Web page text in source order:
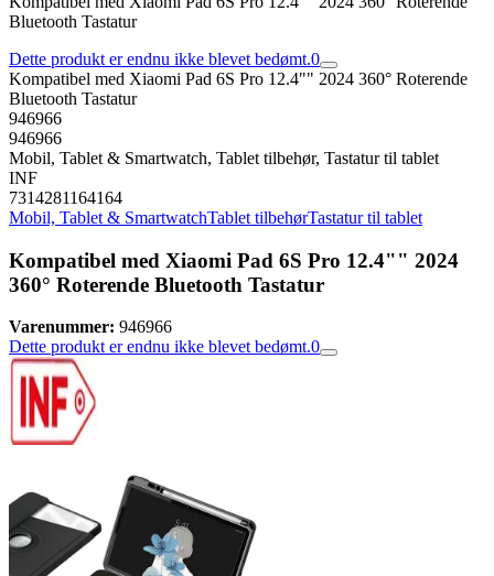
Bluetooth Tastatur
Dette produkt er endnu ikke blevet bedømt.0
Kompatibel med Xiaomi Pad 6S Pro 12.4"" 2024 360° Roterende
Bluetooth Tastatur
946966
946966
Mobil, Tablet & Smartwatch, Tablet tilbehør, Tastatur til tablet
INF
7314281164164
Mobil, Tablet & SmartwatchTablet tilbehørTastatur til tablet
Kompatibel med Xiaomi Pad 6S Pro 12.4"" 2024
360° Roterende Bluetooth Tastatur
Varenummer: 946966
Dette produkt er endnu ikke blevet bedømt.0